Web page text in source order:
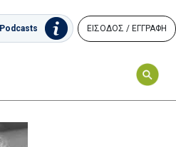
Podcasts ΕΙΣΟΔΟΣ / ΕΓΓΡΑΦΗ